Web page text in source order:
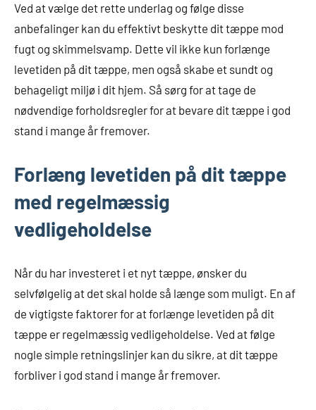
Ved at vælge det rette underlag og følge disse
anbefalinger kan du effektivt beskytte dit tæppe mod
fugt og skimmelsvamp. Dette vil ikke kun forlænge
levetiden på dit tæppe, men også skabe et sundt og
behageligt miljø i dit hjem. Så sørg for at tage de
nødvendige forholdsregler for at bevare dit tæppe i god
stand i mange år fremover.
Forlæng levetiden på dit tæppe
med regelmæssig
vedligeholdelse
Når du har investeret i et nyt tæppe, ønsker du
selvfølgelig at det skal holde så længe som muligt. En af
de vigtigste faktorer for at forlænge levetiden på dit
tæppe er regelmæssig vedligeholdelse. Ved at følge
nogle simple retningslinjer kan du sikre, at dit tæppe
forbliver i god stand i mange år fremover.